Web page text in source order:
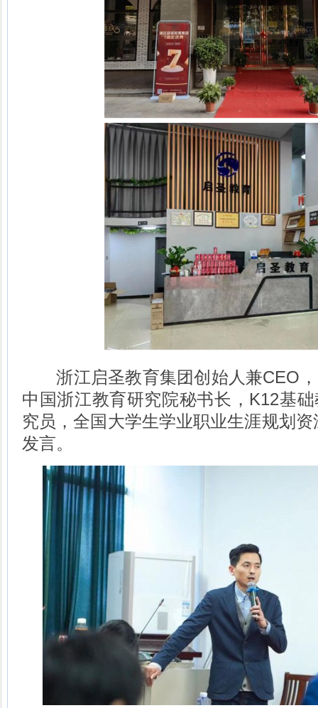
浙江启圣教育集团创始人兼CEO，
中国浙江教育研究院秘书长，K12基
究员，全国大学生学业职业生涯规划
发言。